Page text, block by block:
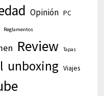
Opinión PC
Reglamentos
Review Tapas
unboxing Viajes